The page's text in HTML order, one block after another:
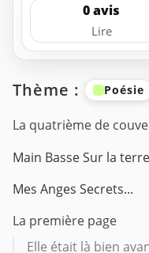
0 avis
Lire
Thème : Poésie
La quatrième de
Main BasseSur la terre
Mes Anges Secrets...
La première page
Elle était là bien